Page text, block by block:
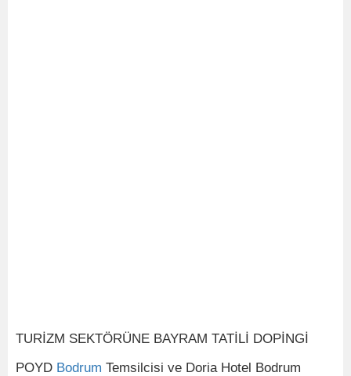
TURİZM SEKTÖRÜNE BAYRAM TATİLİ DOPİNGİ
POYD Bodrum Temsilcisi ve Doria Hotel Bodrum